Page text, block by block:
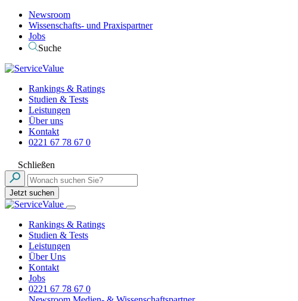
Newsroom
Wissenschafts- und Praxispartner
Jobs
Suche
Rankings & Ratings
Studien & Tests
Leistungen
Über uns
Kontakt
0221 67 78 67 0
Schließen
Jetzt suchen
Rankings & Ratings
Studien & Tests
Leistungen
Über Uns
Kontakt
Jobs
0221 67 78 67 0